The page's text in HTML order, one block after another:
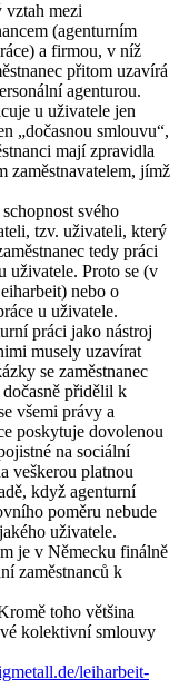
vztah mezi
(agenturním
a firmou, v níž
přitom uzavírá
agenturou.
u uživatele jen
„dočasnou smlouvu“,
mají zpravidla
zaměstnavatelem, jímž
svého
tzv. uživateli, který
tedy práci
uživatele. Proto se (v
nebo o
u uživatele.
práci jako nástroj
musely uzavírat
se zaměstnanec
přidělil k
všemi právy a
poskytuje dovolenou
na sociální
veškerou platnou
když agenturní
poměru nebude
uživatele.
je v Německu finálně
zaměstnanců k
toho většina
kolektivní smlouvy
leiharbeit-